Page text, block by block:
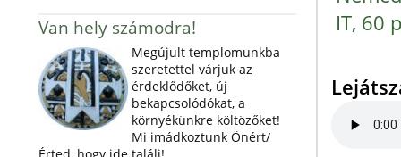
Van hely számodra!
Megújult templomunkba
szeretettel várjuk az
érdeklődőket, új
bekapcsolódókat, a
környékünkre költözőket!
Mi imádkoztunk Önért/
IT, 60